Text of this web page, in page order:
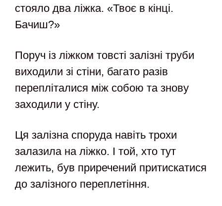
стояло два ліжка. «Твоє в кінці.
Бачиш?»
Поруч із ліжком товсті залізні труби
виходили зі стіни, багато разів
перепліталися між собою та знову
заходили у стіну.
Ця залізна споруда навіть трохи
залазила на ліжко. І той, хто тут
лежить, був приречений притискатися
до залізного переплетіння.